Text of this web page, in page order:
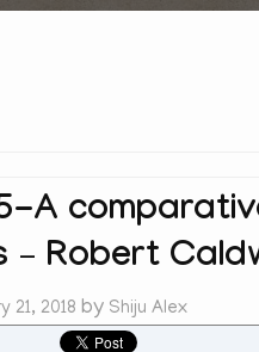
A
– Robert
21, 2018 by Shiju Alex